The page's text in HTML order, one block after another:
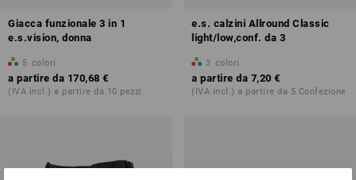
Giacca funzionale 3 in 1
e.s.vision, donna
5 colori
a partire da 170,68 €
(IVA incl.) a partire da 10 pezzi
e.s. calzini Allround Classic
light/low,conf. da 3
3 colori
a partire da 7,20 €
(IVA incl.) a partire da 5 Confezione